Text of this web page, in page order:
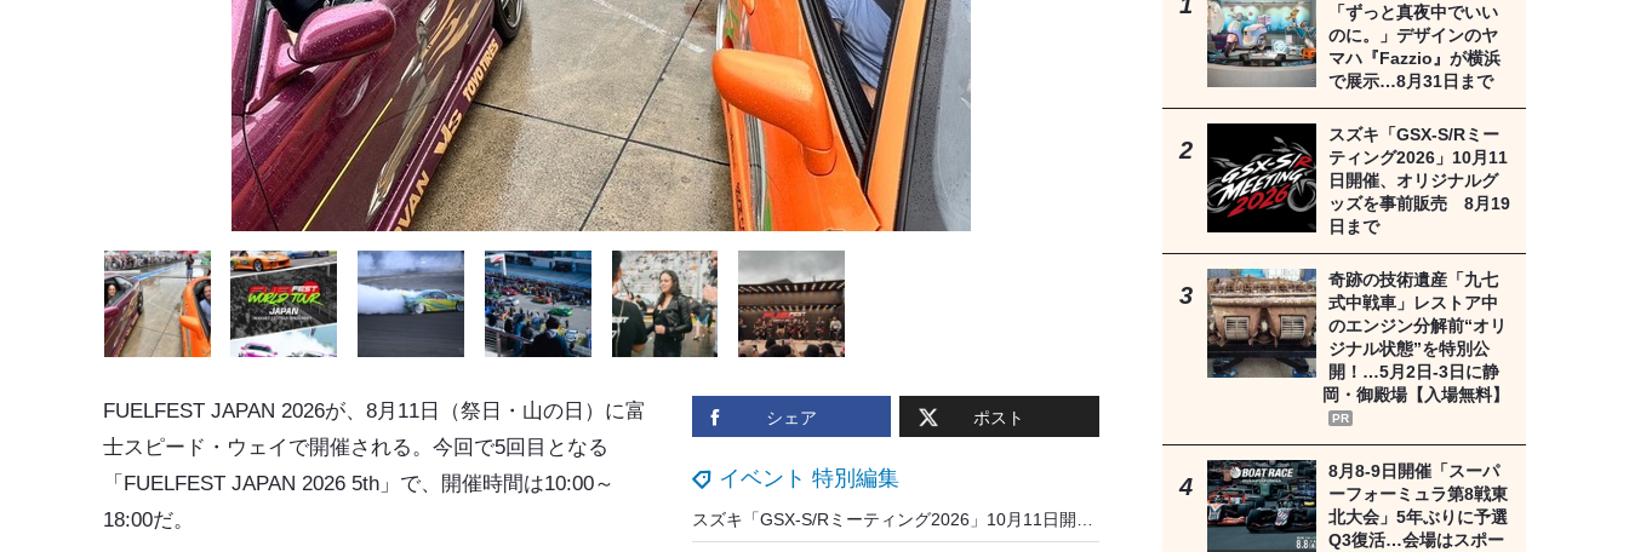
シェア ポスト
イベント 特別編集
FUELFEST JAPAN 2026が、8月11日（祭日・山の日）に富
士スピード・ウェイで開催される。今回で5回目となる
「FUELFEST JAPAN 2026 5th」で、開催時間は10:00～
18:00だ。
「ずっと真夜中でいい
のに。」デザインのヤ
マハ『Fazzio』が横浜
で展示…8月31日まで
スズキ「GSX-S/Rミー
ティング2026」10月11
日開催、オリジナルグ
ッズを事前販売 8月19
日まで
奇跡の技術遺産「九七
式中戦車」レストア中
のエンジン分解前“オリ
ジナル状態”を特別公
開！…5月2日-3日に静
岡・御殿場【入場無料】
PR
8月8‐9日開催「スーパ
ーフォーミュラ第8戦東
北大会」5年ぶりに予選
Q3復活…会場はスポー